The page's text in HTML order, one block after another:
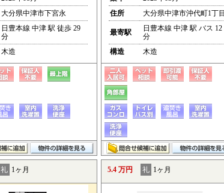
大分県中津市下宮永
日豊本線 中津 駅 徒歩 29
分
木造
住所
大分県中津市沖代町1丁
最寄駅
日豊本線 中津 駅 バス 12
分
構造
木造
礼 1ヶ月 5.4 万円 礼 1ヶ月